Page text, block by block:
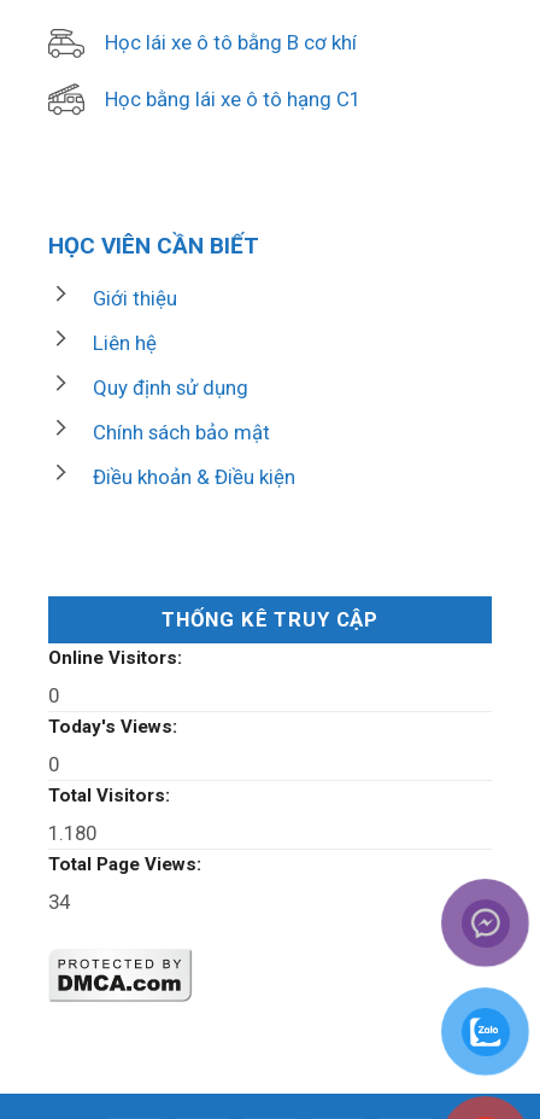
Học lái xe ô tô bằng B cơ khí
Học bằng lái xe ô tô hạng C1
HỌC VIÊN CẦN BIẾT
Giới thiệu
Liên hệ
Quy định sử dụng
Chính sách bảo mật
Điều khoản & Điều kiện
THỐNG KÊ TRUY CẬP
Online Visitors:
0
Today's Views:
0
Total Visitors:
1.180
Total Page Views:
34